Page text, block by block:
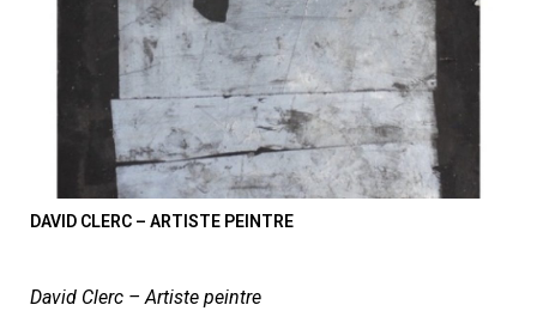
DAVID CLERC – ARTISTE PEINTRE
David Clerc – Artiste peintre